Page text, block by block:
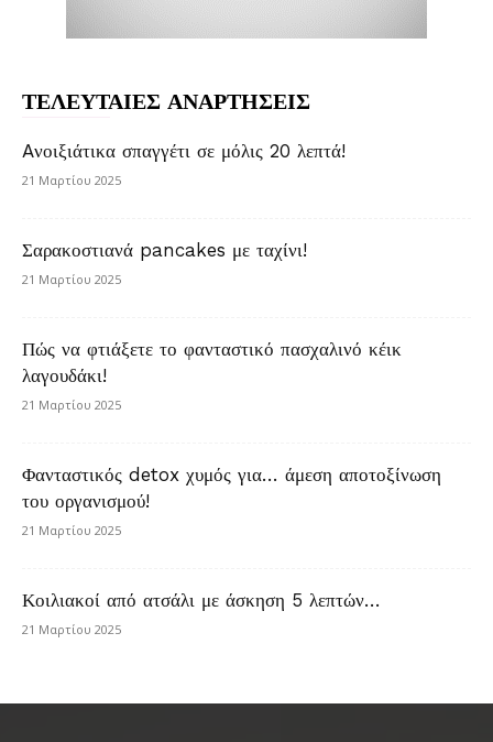
ΤΕΛΕΥΤΑΙΕΣ ΑΝΑΡΤΗΣΕΙΣ
Aνοιξιάτικα σπαγγέτι σε μόλις 20 λεπτά!
21 Μαρτίου 2025
Σαρακοστιανά pancakes με ταχίνι!
21 Μαρτίου 2025
Πώς να φτιάξετε το φανταστικό πασχαλινό κέικ
λαγουδάκι!
21 Μαρτίου 2025
Φανταστικός detox χυμός για… άμεση αποτοξίνωση
του οργανισμού!
21 Μαρτίου 2025
Κοιλιακοί από ατσάλι με άσκηση 5 λεπτών…
21 Μαρτίου 2025